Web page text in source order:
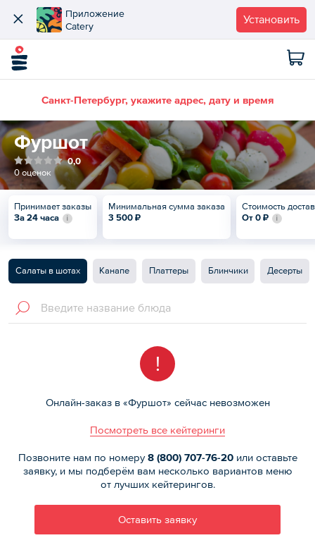
Приложение
Catery
Установить
Санкт-Петербург, укажите адрес, дату и время
Фуршот
0,0
0 оценок
Принимает заказы
За 24 часа
Минимальная сумма заказа
3 500 ₽
Стоимость
От 0 ₽
Салаты в шотах Канапе Платтеры Блинчики Десерты
!
Онлайн-заказ в «Фуршот» сейчас невозможен
Посмотреть все кейтеринги
Позвоните нам по номеру8 (800) 707-76-20или оставьте
заявку, и мы подберём вам несколько вариантов меню
от лучших кейтерингов.
Оставить заявку